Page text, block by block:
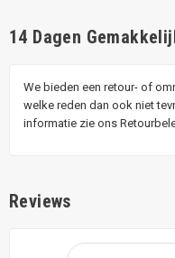
14 Dagen
We bieden een retour- of
welke reden dan ook niet
informatie zie ons
Reviews